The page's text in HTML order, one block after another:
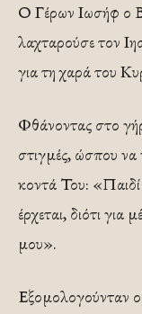
Ο Γέρων Ιωσήφ ο
λαχταρούσε τον
για τη χαρά του
Φθάνοντας στο
στιγμές, ώσπου να
κοντά Του: «Παιδί
έρχεται, διότι
μου».
Εξομολογούνταν